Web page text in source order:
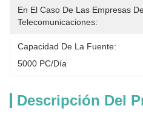
En El Caso De Las Empresas
Telecomunicaciones:
Capacidad De La Fuente:
5000 PC/día
Descripción Del